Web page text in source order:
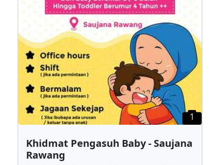
1
Khidmat Pengasuh Baby - Saujana
Rawang